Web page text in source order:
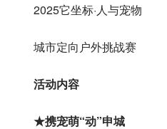
2025它坐标·人与宠物
城市定向户外挑战赛
活动内容
★携宠萌“动”申城